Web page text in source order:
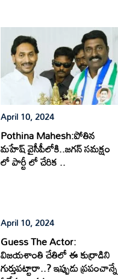
April 10, 2024
Pothina Mahesh:పోతిన
మహేష్ వైసీపీలోకి..జగన్ సమక్షం
లో పార్టీ లో చేరిక ..
April 10, 2024
Guess The Actor:
విజయశాంతి చేతిలో ఈ కుర్రాడిని
గుర్తుపట్టారా..? ఇప్పుడు ప్రపంచాన్నే